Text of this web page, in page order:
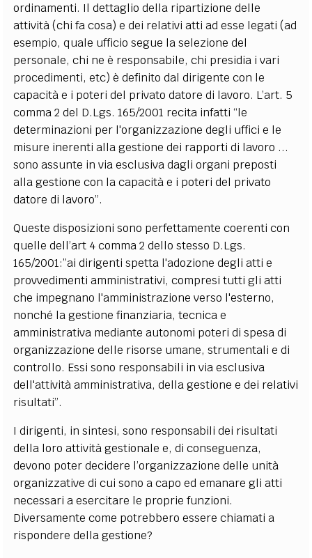
ordinamenti. Il dettaglio della ripartizione delle
attività (chi fa cosa) e dei relativi atti ad esse legati (ad
esempio, quale ufficio segue la selezione del
personale, chi ne è responsabile, chi presidia i vari
procedimenti, etc) è definito dal dirigente con le
capacità e i poteri del privato datore di lavoro. L’art. 5
comma 2 del D.Lgs. 165/2001 recita infatti “le
determinazioni per l'organizzazione degli uffici e le
misure inerenti alla gestione dei rapporti di lavoro ...
sono assunte in via esclusiva dagli organi preposti
alla gestione con la capacità e i poteri del privato
datore di lavoro”.
Queste disposizioni sono perfettamente coerenti con
quelle dell’art 4 comma 2 dello stesso D.Lgs.
165/2001:”ai dirigenti spetta l'adozione degli atti e
provvedimenti amministrativi, compresi tutti gli atti
che impegnano l'amministrazione verso l'esterno,
nonché la gestione finanziaria, tecnica e
amministrativa mediante autonomi poteri di spesa di
organizzazione delle risorse umane, strumentali e di
controllo. Essi sono responsabili in via esclusiva
dell'attività amministrativa, della gestione e dei relativi
risultati”.
I dirigenti, in sintesi, sono responsabili dei risultati
della loro attività gestionale e, di conseguenza,
devono poter decidere l’organizzazione delle unità
organizzative di cui sono a capo ed emanare gli atti
necessari a esercitare le proprie funzioni.
Diversamente come potrebbero essere chiamati a
rispondere della gestione?